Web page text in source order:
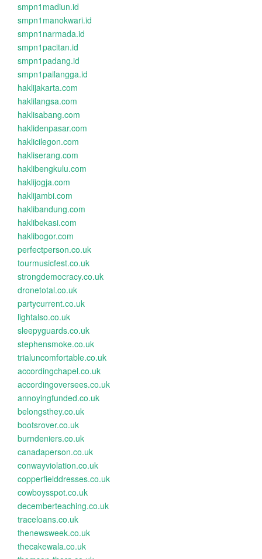
smpn1madiun.id
smpn1manokwari.id
smpn1narmada.id
smpn1pacitan.id
smpn1padang.id
smpn1pailangga.id
haklijakarta.com
haklilangsa.com
haklisabang.com
haklidenpasar.com
haklicilegon.com
hakliserang.com
haklibengkulu.com
haklijogja.com
haklijambi.com
haklibandung.com
haklibekasi.com
haklibogor.com
perfectperson.co.uk
tourmusicfest.co.uk
strongdemocracy.co.uk
dronetotal.co.uk
partycurrent.co.uk
lightalso.co.uk
sleepyguards.co.uk
stephensmoke.co.uk
trialuncomfortable.co.uk
accordingchapel.co.uk
accordingoversees.co.uk
annoyingfunded.co.uk
belongsthey.co.uk
bootsrover.co.uk
burndeniers.co.uk
canadaperson.co.uk
conwayviolation.co.uk
copperfielddresses.co.uk
cowboysspot.co.uk
decemberteaching.co.uk
traceloans.co.uk
thenewsweek.co.uk
thecakewala.co.uk